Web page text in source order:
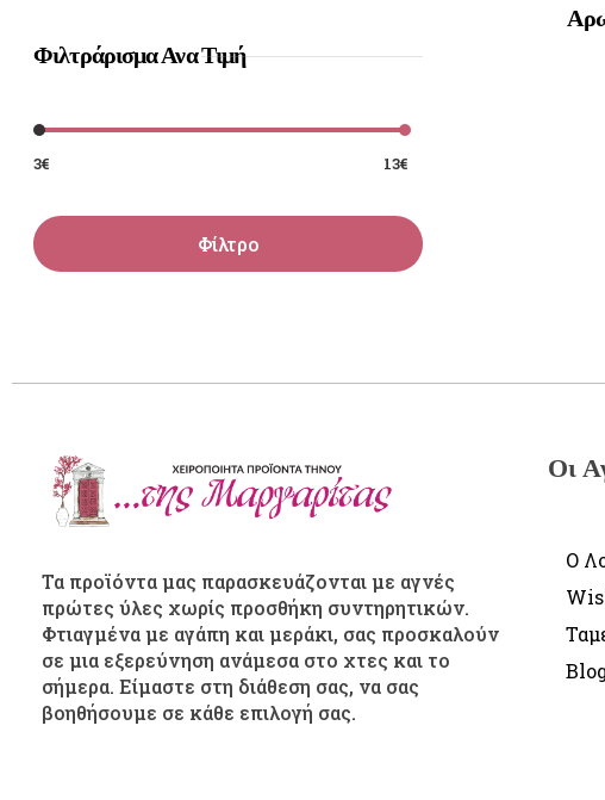
Φιλτράρισμα Ανα Τιμή
3€ 13€
Φίλτρο
Τα προϊόντα μας παρασκευάζονται με αγνές
πρώτες ύλες χωρίς προσθήκη συντηρητικών.
Φτιαγμένα με αγάπη και μεράκι, σας προσκαλούν
σε μια εξερεύνηση ανάμεσα στο χτες και το
σήμερα. Είμαστε στη διάθεση σας, να σας
βοηθήσουμε σε κάθε επιλογή σας.
Οι
Ο